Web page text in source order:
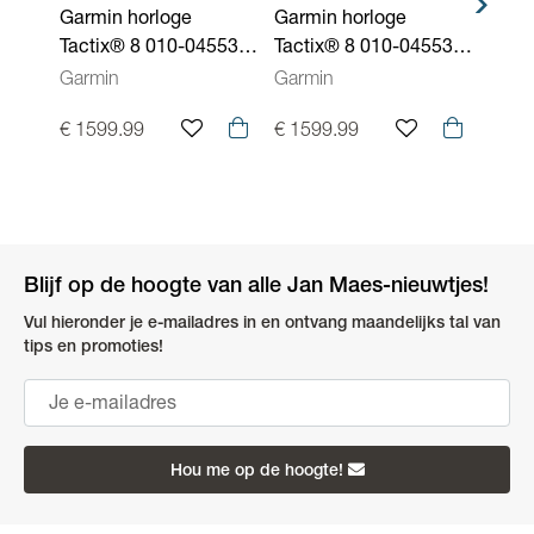
Barometer, Altimeter
Garmin horloge
Tactix® 8 010-04553-
01
Garmin
€ 1599.99
Garmin horloge
Tactix® 8 010-04553-
11
Garmin
€ 1599.99
Blijf op de hoogte van alle Jan Maes-nieuwtjes!
Vul hieronder je e-mailadres in en ontvang maandelijks tal van
tips en promoties!
Hou me op de hoogte!